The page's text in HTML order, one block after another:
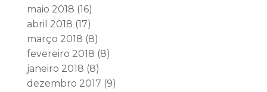
maio 2018 (16)
abril 2018 (17)
março 2018 (8)
fevereiro 2018 (8)
janeiro 2018 (8)
dezembro 2017 (9)